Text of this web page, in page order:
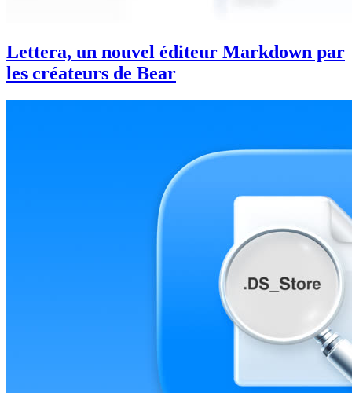
Lettera, un nouvel éditeur Markdown par
les créateurs de Bear